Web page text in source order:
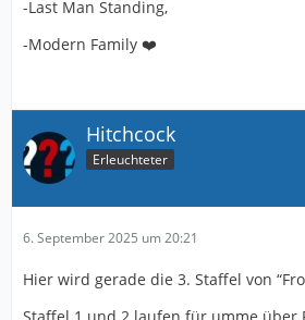
-Last Man Standing,
-Modern Family ❤️
Hitchcock
Erleuchteter
6. September 2025 um 20:21
Hier wird gerade die 3. Staffel von